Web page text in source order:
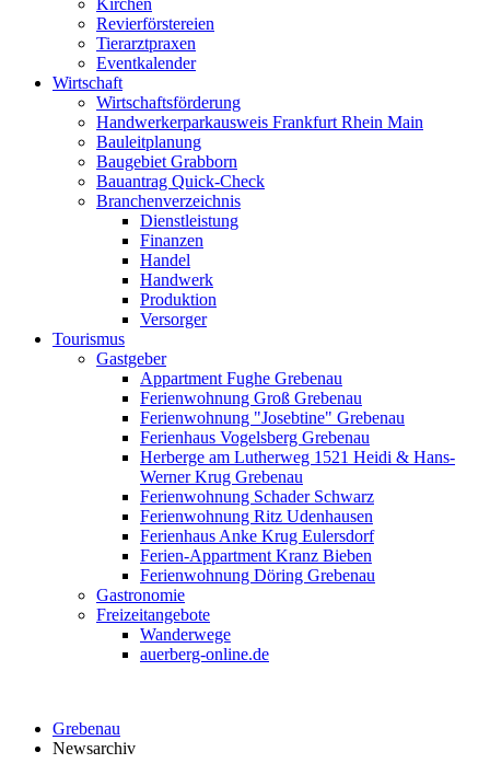
Kirchen
Revierförstereien
Tierarztpraxen
Eventkalender
Wirtschaft
Wirtschaftsförderung
Handwerkerparkausweis Frankfurt Rhein Main
Bauleitplanung
Baugebiet Grabborn
Bauantrag Quick-Check
Branchenverzeichnis
Dienstleistung
Finanzen
Handel
Handwerk
Produktion
Versorger
Tourismus
Gastgeber
Appartment Fughe Grebenau
Ferienwohnung Groß Grebenau
Ferienwohnung "Josebtine" Grebenau
Ferienhaus Vogelsberg Grebenau
Herberge am Lutherweg 1521 Heidi & Hans-
Werner Krug Grebenau
Ferienwohnung Schader Schwarz
Ferienwohnung Ritz Udenhausen
Ferienhaus Anke Krug Eulersdorf
Ferien-Appartment Kranz Bieben
Ferienwohnung Döring Grebenau
Gastronomie
Freizeitangebote
Wanderwege
auerberg-online.de
Grebenau
Newsarchiv